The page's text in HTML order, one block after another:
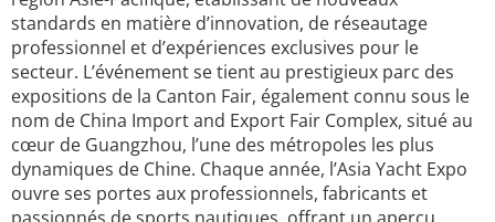
standards en matière d’innovation, de réseautage
professionnel et d’expériences exclusives pour le
secteur. L’événement se tient au prestigieux parc des
expositions de la Canton Fair, également connu sous le
nom de China Import and Export Fair Complex, situé au
cœur de Guangzhou, l’une des métropoles les plus
dynamiques de Chine. Chaque année, l’Asia Yacht Expo
ouvre ses portes aux professionnels, fabricants et